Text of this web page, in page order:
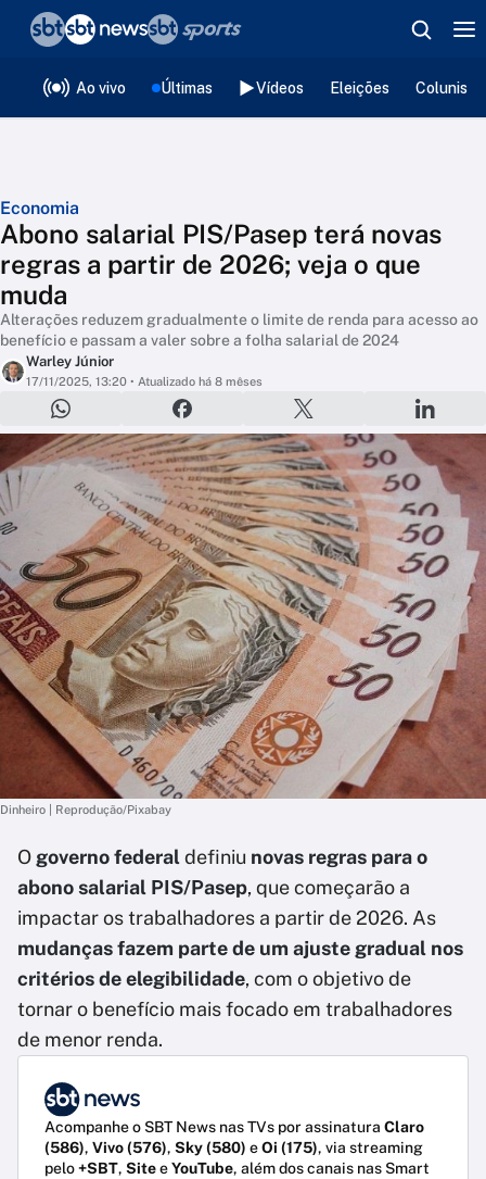
Ao vivo Últimas Vídeos Eleições
Economia
Abono salarial PIS/Pasep terá novas
regras a partir de 2026; veja o que
muda
Alterações reduzem gradualmente o limite de renda para acesso ao
benefício e passam a valer sobre a folha salarial de 2024
Warley Júnior
17/11/2025, 13:20 • Atualizado há 8 mêses
Dinheiro | Reprodução/Pixabay
O governo federaldefiniu novas regras para o
abono salarial PIS/Pasep, que começarão a
impactar os trabalhadores a partir de 2026. As
mudanças fazem parte de um ajuste gradual nos
critérios de elegibilidade, com o objetivo de
tornar o benefício mais focado em trabalhadores
de menor renda.
Acompanhe o SBT News nas TVs por assinatura Claro
(586), Vivo (576), Sky (580) eOi (175), via streaming
pelo+SBT, SiteeYouTube, além dos canais nas Smart
❮voltar
Editorias